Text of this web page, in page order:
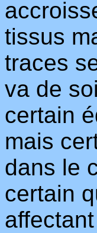
tissus
traces
va de
certain
mais
dans le
certain